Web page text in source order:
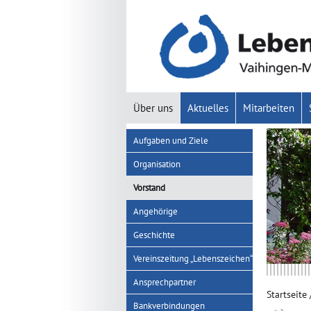
Über uns Aktuelles Mitarbeiten
Aufgaben und Ziele
Organisation
Vorstand
Angehörige
Geschichte
Vereinszeitung „Lebenszeichen“
Ansprechpartner
Bankverbindungen
Startseite